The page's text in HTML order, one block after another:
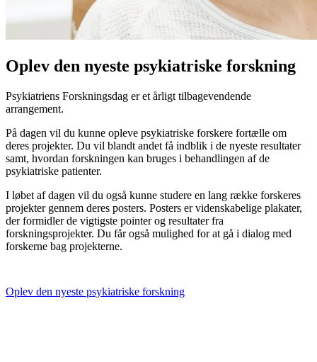
Oplev den nyeste psykiatriske forskning
Psykiatriens Forskningsdag er et årligt tilbagevendende
arrangement.
På dagen vil du kunne opleve psykiatriske forskere fortælle om
deres projekter. Du vil blandt andet få indblik i de nyeste resultater
samt, hvordan forskningen kan bruges i behandlingen af de
psykiatriske patienter.
I løbet af dagen vil du også kunne studere en lang række forskeres
projekter gennem deres posters. Posters er videnskabelige plakater,
der formidler de vigtigste pointer og resultater fra
forskningsprojekter. Du får også mulighed for at gå i dialog med
forskerne bag projekterne.
Oplev den nyeste psykiatriske forskning